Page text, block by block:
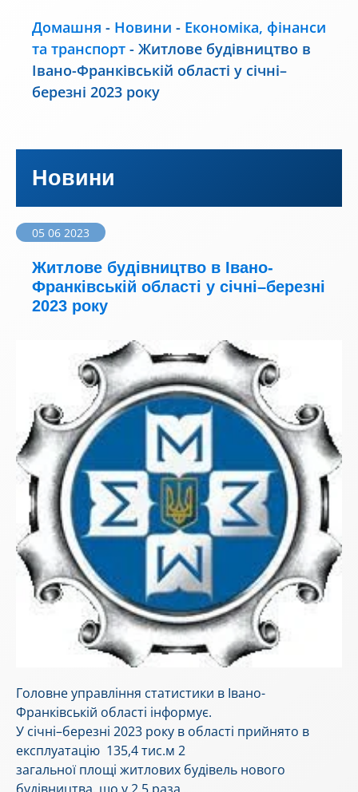
Домашня - Новини - Економіка, фінанси
та транспорт - Житлове будівництво в
Івано-Франківській області у січні–
березні 2023 року
Новини
05 06 2023
Житлове будівництво в Івано-
Франківській області у січні–березні
2023 року
Головне управління статистики в Івано-
Франківській області інформує.
У січні–березні 2023 року в області прийнято в
експлуатацію 135,4 тис.м 2
загальної площі житлових будівель нового